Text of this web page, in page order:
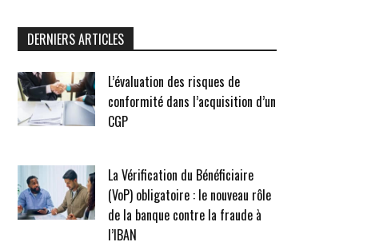
DERNIERS ARTICLES
L’évaluation des risques de
conformité dans l’acquisition d’un
CGP
La Vérification du Bénéficiaire
(VoP) obligatoire : le nouveau rôle
de la banque contre la fraude à
l’IBAN